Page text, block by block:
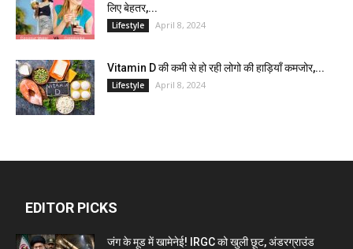
लिए बेहतर,...
Lifestyle April 8, 2024
Vitamin D की कमी से हो रही लोगो की हाड़ियाँ कमजोर,...
Lifestyle April 8, 2024
EDITOR PICKS
जंग के मूड में खामेनेई! IRGC को खुली छूट, अंडरग्राउंड